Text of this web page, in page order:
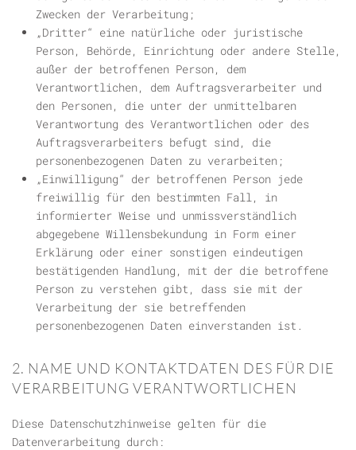
Zwecken der Verarbeitung;
„Dritter“ eine natürliche oder juristische
Person, Behörde, Einrichtung oder andere Stelle,
außer der betroffenen Person, dem
Verantwortlichen, dem Auftragsverarbeiter und
den Personen, die unter der unmittelbaren
Verantwortung des Verantwortlichen oder des
Auftragsverarbeiters befugt sind, die
personenbezogenen Daten zu verarbeiten;
„Einwilligung“ der betroffenen Person jede
freiwillig für den bestimmten Fall, in
informierter Weise und unmissverständlich
abgegebene Willensbekundung in Form einer
Erklärung oder einer sonstigen eindeutigen
bestätigenden Handlung, mit der die betroffene
Person zu verstehen gibt, dass sie mit der
Verarbeitung der sie betreffenden
personenbezogenen Daten einverstanden ist.
2. NAME UND KONTAKTDATEN DES FÜR DIE
VERARBEITUNG VERANTWORTLICHEN
Diese Datenschutzhinweise gelten für die
Datenverarbeitung durch: